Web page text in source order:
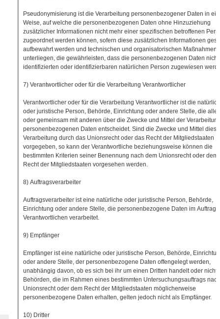
Pseudonymisierung ist die Verarbeitung personenbezogener Daten in
Weise, auf welche die personenbezogenen Daten ohne Hinzuziehung
zusätzlicher Informationen nicht mehr einer spezifischen betroffenen
zugeordnet werden können, sofern diese zusätzlichen Informationen
aufbewahrt werden und technischen und organisatorischen Maßnahmen
unterliegen, die gewährleisten, dass die personenbezogenen Daten
identifizierten oder identifizierbaren natürlichen Person zugewiesen
7) Verantwortlicher oder für die Verarbeitung Verantwortlicher
Verantwortlicher oder für die Verarbeitung Verantwortlicher ist die
oder juristische Person, Behörde, Einrichtung oder andere Stelle, die
oder gemeinsam mit anderen über die Zwecke und Mittel der
personenbezogenen Daten entscheidet. Sind die Zwecke und Mittel
Verarbeitung durch das Unionsrecht oder das Recht der Mitgliedstaaten
vorgegeben, so kann der Verantwortliche beziehungsweise können die
bestimmten Kriterien seiner Benennung nach dem Unionsrecht oder dem
Recht der Mitgliedstaaten vorgesehen werden.
8) Auftragsverarbeiter
Auftragsverarbeiter ist eine natürliche oder juristische Person, Behörde,
Einrichtung oder andere Stelle, die personenbezogene Daten im Auftrag
Verantwortlichen verarbeitet.
9) Empfänger
Empfänger ist eine natürliche oder juristische Person, Behörde,
oder andere Stelle, der personenbezogene Daten offengelegt werden,
unabhängig davon, ob es sich bei ihr um einen Dritten handelt oder nicht.
Behörden, die im Rahmen eines bestimmten Untersuchungsauftrags
Unionsrecht oder dem Recht der Mitgliedstaaten möglicherweise
personenbezogene Daten erhalten, gelten jedoch nicht als Empfänger.
10) Dritter